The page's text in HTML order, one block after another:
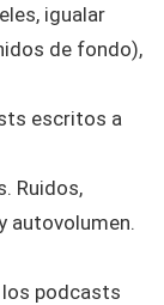
igualar
de fondo),
escritos a
Ruidos,
autovolumen.
los podcasts